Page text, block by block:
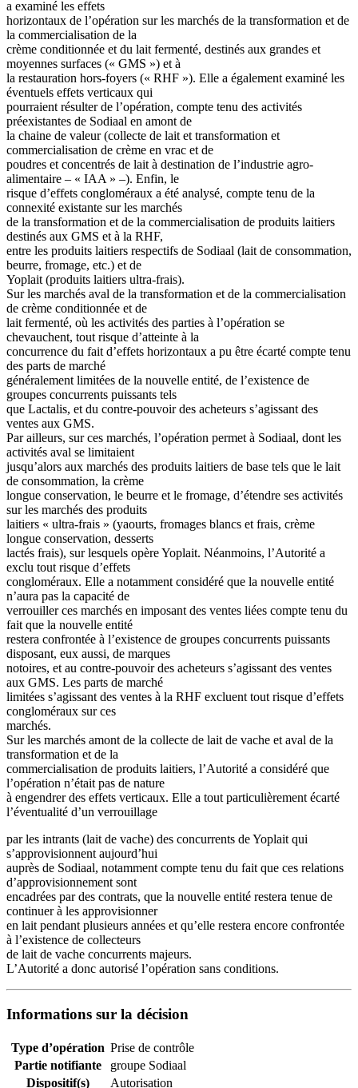
a examiné les effets
horizontaux de l’opération sur les marchés de la transformation et de
la commercialisation de la
crème conditionnée et du lait fermenté, destinés aux grandes et
moyennes surfaces (« GMS ») et à
la restauration hors-foyers (« RHF »). Elle a également examiné les
éventuels effets verticaux qui
pourraient résulter de l’opération, compte tenu des activités
préexistantes de Sodiaal en amont de
la chaine de valeur (collecte de lait et transformation et
commercialisation de crème en vrac et de
poudres et concentrés de lait à destination de l’industrie agro-
alimentaire – « IAA » –). Enfin, le
risque d’effets congloméraux a été analysé, compte tenu de la
connexité existante sur les marchés
de la transformation et de la commercialisation de produits laitiers
destinés aux GMS et à la RHF,
entre les produits laitiers respectifs de Sodiaal (lait de consommation,
beurre, fromage, etc.) et de
Yoplait (produits laitiers ultra-frais).
Sur les marchés aval de la transformation et de la commercialisation
de crème conditionnée et de
lait fermenté, où les activités des parties à l’opération se
chevauchent, tout risque d’atteinte à la
concurrence du fait d’effets horizontaux a pu être écarté compte tenu
des parts de marché
généralement limitées de la nouvelle entité, de l’existence de
groupes concurrents puissants tels
que Lactalis, et du contre-pouvoir des acheteurs s’agissant des
ventes aux GMS.
Par ailleurs, sur ces marchés, l’opération permet à Sodiaal, dont les
activités aval se limitaient
jusqu’alors aux marchés des produits laitiers de base tels que le lait
de consommation, la crème
longue conservation, le beurre et le fromage, d’étendre ses activités
sur les marchés des produits
laitiers « ultra-frais » (yaourts, fromages blancs et frais, crème
longue conservation, desserts
lactés frais), sur lesquels opère Yoplait. Néanmoins, l’Autorité a
exclu tout risque d’effets
congloméraux. Elle a notamment considéré que la nouvelle entité
n’aura pas la capacité de
verrouiller ces marchés en imposant des ventes liées compte tenu du
fait que la nouvelle entité
restera confrontée à l’existence de groupes concurrents puissants
disposant, eux aussi, de marques
notoires, et au contre-pouvoir des acheteurs s’agissant des ventes
aux GMS. Les parts de marché
limitées s’agissant des ventes à la RHF excluent tout risque d’effets
congloméraux sur ces
marchés.
Sur les marchés amont de la collecte de lait de vache et aval de la
transformation et de la
commercialisation de produits laitiers, l’Autorité a considéré que
l’opération n’était pas de nature
à engendrer des effets verticaux. Elle a tout particulièrement écarté
l’éventualité d’un verrouillage
par les intrants (lait de vache) des concurrents de Yoplait qui
s’approvisionnent aujourd’hui
auprès de Sodiaal, notamment compte tenu du fait que ces relations
d’approvisionnement sont
encadrées par des contrats, que la nouvelle entité restera tenue de
continuer à les approvisionner
en lait pendant plusieurs années et qu’elle restera encore confrontée
à l’existence de collecteurs
de lait de vache concurrents majeurs.
L’Autorité a donc autorisé l’opération sans conditions.
Informations sur la décision
Type d’opération Prise de contrôle
Partie notifiante
groupe Sodiaal
Dispositif(s)
Autorisation